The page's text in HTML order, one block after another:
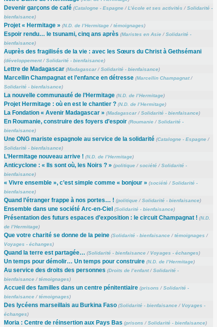
Devenir garçons de café (Catalogne - Espagne/L’école et ses activités /Solidarité -
bienfaisance)
Projet « Hermitage » (N.D. de l’Hermitage/témoignages)
Espoir rendu… le tsunami, cinq ans après (Maristes en Asie/Solidarité -
bienfaisance)
Auprès des fragilisés de la vie : avec les Sœurs du Christ à Gethsémani
(développement/Solidarité - bienfaisance)
Lettre de Madagascar (Madagascar/Solidarité - bienfaisance)
Marcellin Champagnat et l’enfance en détresse (Marcellin Champagnat/
Solidarité - bienfaisance)
La nouvelle communauté de l’Hermitage (N.D. de l’Hermitage)
Projet Hermitage : où en est le chantier ? (N.D. de l’Hermitage)
La Fondation « Avenir Madagascar » (Madagascar/Solidarité - bienfaisance)
En Roumanie, construire des foyers d’espoir (Roumanie/Solidarité -
bienfaisance)
Une ONG mariste espagnole au service de la solidarité (Catalogne - Espagne/
Solidarité - bienfaisance)
L’Hermitage nouveau arrive ! (N.D. de l’Hermitage)
Anticyclone : « Ils sont où, les Noirs ? » (politique/ société/Solidarité -
bienfaisance)
« Vivre ensemble », c’est simple comme « bonjour » (société/Solidarité -
bienfaisance)
Quand l’étranger frappe à nos portes… ! (politique/Solidarité - bienfaisance)
Ensemble dans une société Arc-en-Ciel (Solidarité - bienfaisance)
Présentation des futurs espaces d’exposition : le circuit Champagnat ! (N.D.
de l’Hermitage)
Que votre charité se donne de la peine (Solidarité - bienfaisance/témoignages /
Voyages - échanges)
Quand la terre est partagée… (Solidarité - bienfaisance/ Voyages - échanges)
Un temps pour démolir… Un temps pour construire (N.D. de l’Hermitage)
Au service des droits des personnes (Droits de l’enfant/Solidarité -
bienfaisance/témoignages)
Accueil des familles dans un centre pénitentiaire (prisons /Solidarité -
bienfaisance/témoignages)
Des lycéens marseillais au Burkina Faso (Solidarité - bienfaisance/ Voyages -
échanges)
Moria : Centre de réinsertion aux Pays Bas (prisons /Solidarité - bienfaisance)